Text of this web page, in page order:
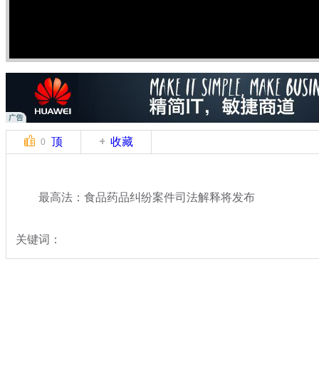
0 顶 收藏
最高法：食品药品纠纷案件司法解释将发布
关键词：